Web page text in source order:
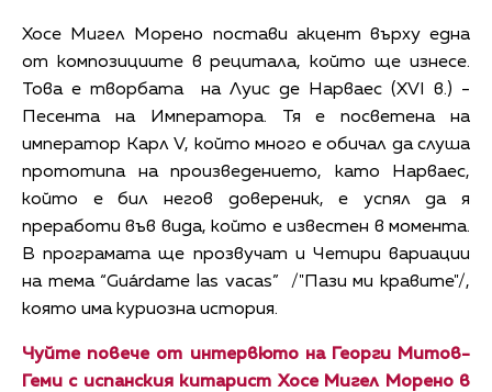
Хосе Мигел Морено постави акцент върху една
от композициите в рецитала, който ще изнесе.
Това е творбата на Луис де Нарваес (XVI в.) -
Песента на Императора. Тя е посветена на
император Карл V, който много е обичал да слуша
прототипа на произведението, като Нарваес,
който е бил негов довереник, е успял да я
преработи във вида, който е известен в момента.
В програмата ще прозвучат и Четири вариации
на тема “Guárdame las vacas” /"Пази ми кравите"/,
която има куриозна история.
Чуйте повече от интервюто на Георги Митов-
Геми с испанския китарист Хосе Мигел Морено в